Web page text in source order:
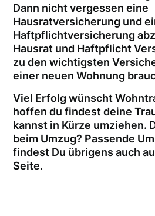
Dann nicht vergessen eine
Hausratversicherung und
Haftpflichtversicherung
Hausrat und Haftpflicht
zu den wichtigsten
einer neuen Wohnung
Viel Erfolg wünscht
hoffen du findest deine
kannst in Kürze umziehen.
beim Umzug? Passende
findest Du übrigens auch
Seite.